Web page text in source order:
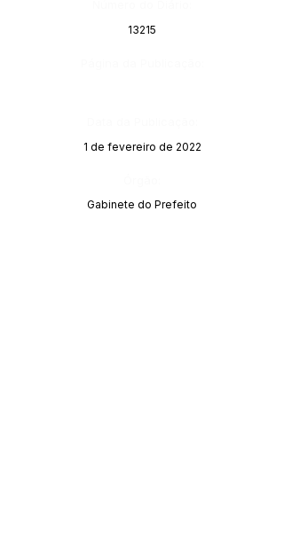
13215
1 de fevereiro de 2022
Gabinete do Prefeito